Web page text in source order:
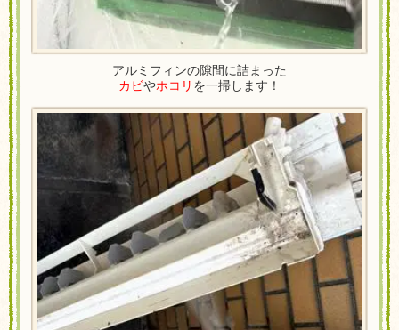
アルミフィンの隙間に詰まった
カビやホコリ を一掃します！